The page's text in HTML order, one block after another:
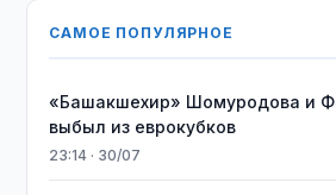
САМОЕ ПОПУЛЯРНОЕ
«Башакшехир» Шомуродова и
выбыл из еврокубков
23:14 · 30/07